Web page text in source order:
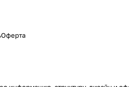
Оферта